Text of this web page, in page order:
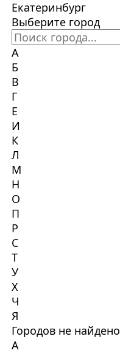
Екатеринбург
Выберите город
А
Б
В
Г
Е
И
К
Л
М
Н
О
П
Р
С
Т
У
Х
Ч
Я
Городов не найдено
А